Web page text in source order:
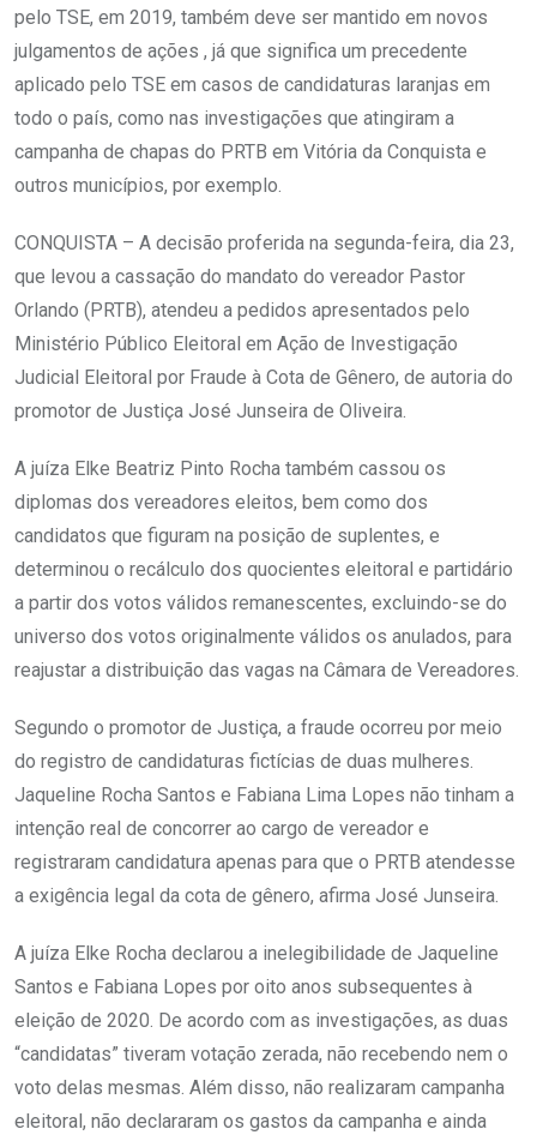
pelo TSE, em 2019, também deve ser mantido em novos
julgamentos de ações , já que significa um precedente
aplicado pelo TSE em casos de candidaturas laranjas em
todo o país, como nas investigações que atingiram a
campanha de chapas do PRTB em Vitória da Conquista e
outros municípios, por exemplo.
CONQUISTA – A decisão proferida na segunda-feira, dia 23,
que levou a cassação do mandato do vereador Pastor
Orlando (PRTB), atendeu a pedidos apresentados pelo
Ministério Público Eleitoral em Ação de Investigação
Judicial Eleitoral por Fraude à Cota de Gênero, de autoria do
promotor de Justiça José Junseira de Oliveira.
A juíza Elke Beatriz Pinto Rocha também cassou os
diplomas dos vereadores eleitos, bem como dos
candidatos que figuram na posição de suplentes, e
determinou o recálculo dos quocientes eleitoral e partidário
a partir dos votos válidos remanescentes, excluindo-se do
universo dos votos originalmente válidos os anulados, para
reajustar a distribuição das vagas na Câmara de Vereadores.
Segundo o promotor de Justiça, a fraude ocorreu por meio
do registro de candidaturas fictícias de duas mulheres.
Jaqueline Rocha Santos e Fabiana Lima Lopes não tinham a
intenção real de concorrer ao cargo de vereador e
registraram candidatura apenas para que o PRTB atendesse
a exigência legal da cota de gênero, afirma José Junseira.
A juíza Elke Rocha declarou a inelegibilidade de Jaqueline
Santos e Fabiana Lopes por oito anos subsequentes à
eleição de 2020. De acordo com as investigações, as duas
“candidatas” tiveram votação zerada, não recebendo nem o
voto delas mesmas. Além disso, não realizaram campanha
eleitoral, não declararam os gastos da campanha e ainda